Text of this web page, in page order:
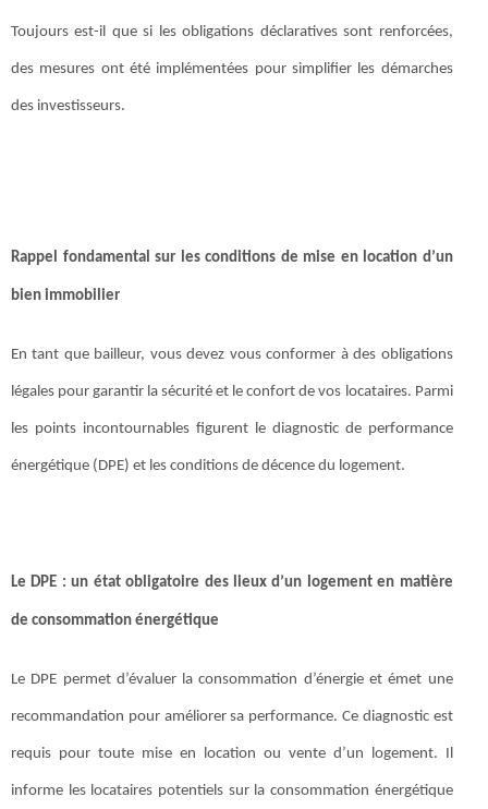
Toujours est-il que si les obligations déclaratives sont renforcées,
des mesures ont été implémentées pour simplifier les démarches
des investisseurs.
Rappel fondamental sur les conditions de mise en location d’un
bien immobilier
En tant que bailleur, vous devez vous conformer à des obligations
légales pour garantir la sécurité et le confort de vos locataires. Parmi
les points incontournables figurent le diagnostic de performance
énergétique (DPE) et les conditions de décence du logement.
Le DPE : un état obligatoire des lieux d’un logement en matière
de consommation énergétique
Le DPE permet d’évaluer la consommation d’énergie et émet une
recommandation pour améliorer sa performance. Ce diagnostic est
requis pour toute mise en location ou vente d’un logement. Il
informe les locataires potentiels sur la consommation énergétique